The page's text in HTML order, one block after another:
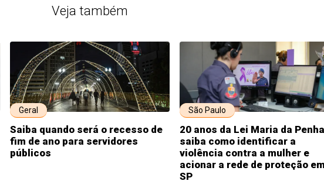
Veja também
Geral
Saiba quando será o recesso de
fim de ano para servidores
públicos
São Paulo
20 anos da Lei Maria da
saiba como identificar a
violência contra a mulher e
acionar a rede de proteção
SP